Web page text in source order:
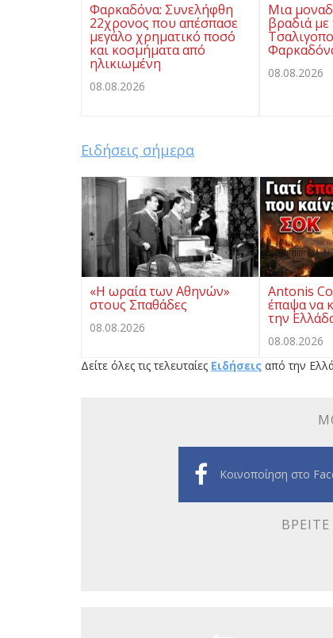
Φαρκαδόνα: Συνελήφθη
22χρονος που απέσπασε
μεγάλο χρηματικό ποσό
και κοσμήματα από
ηλικιωμένη
08.08.2026
Μια
βραδιά με
08.08.2026
Ειδήσεις σήμερα
«Η ωραία των Αθηνών»
στους Σπαθάδες
08.08.2026
Antonis
έπαψα να
την
08.08.2026
Δείτε όλες τις τελευταίες Ειδήσεις από την
Κοινοποίηση στο